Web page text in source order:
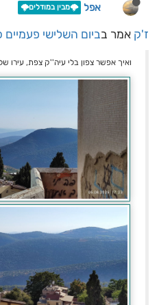
אפל 🌩️מבין במודלים🌩️
ז'ק אמר בביום השלישי פעמיים
ואיך אפשר צפון בלי עיה''ק צפת, עירו של